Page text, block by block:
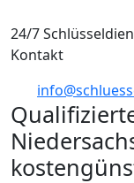
24/7
Kontakt